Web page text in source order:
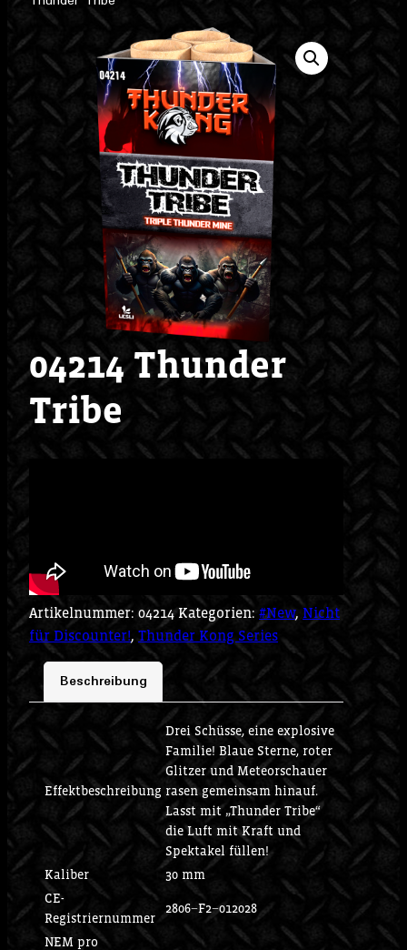
04214 Thunder
Tribe
Artikelnummer: 04214 Kategorien: #New, Nicht
für Discounter!, Thunder Kong Series
Beschreibung
Effektbeschreibung
Drei Schüsse, eine explosive
Familie! Blaue Sterne, roter
Glitzer und Meteorschauer
rasen gemeinsam hinauf.
Lasst mit „Thunder Tribe“
die Luft mit Kraft und
Spektakel füllen!
Kaliber
30 mm
CE-
Registriernummer
2806−F2−012028
NEM pro